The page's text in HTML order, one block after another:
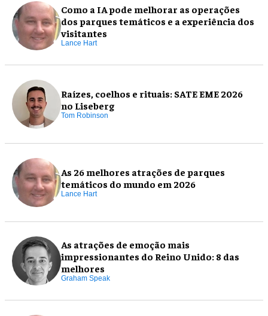
Como a IA pode melhorar as operações
dos parques temáticos e a experiência dos
visitantes
Lance Hart
Raízes, coelhos e rituais: SATE EME 2026
no Liseberg
Tom Robinson
As 26 melhores atrações de parques
temáticos do mundo em 2026
Lance Hart
As atrações de emoção mais
impressionantes do Reino Unido: 8 das
melhores
Graham Speak